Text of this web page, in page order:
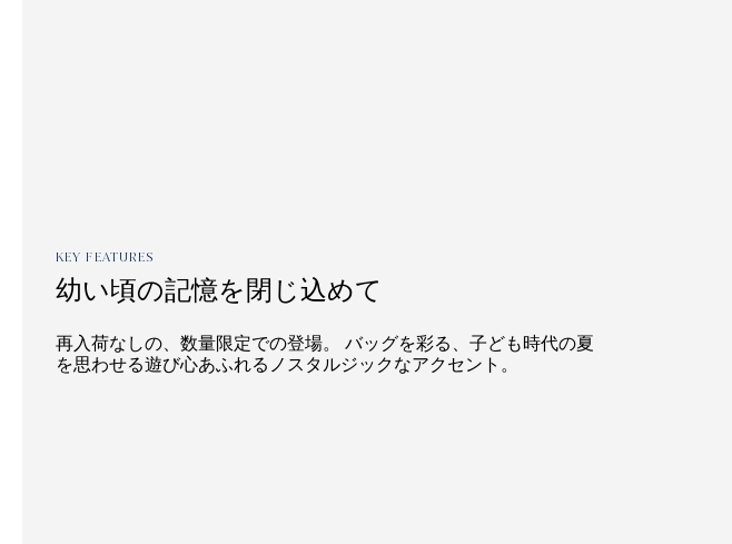
KEY FEATURES
幼い頃の記憶を閉じ込めて
再入荷なしの、数量限定での登場。 バッグを彩る、子ども時代の夏
を思わせる遊び心あふれるノスタルジックなアクセント。